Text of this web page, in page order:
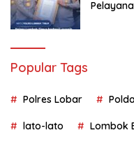
Popular Tags
Polres Lobar
lato-lato Lombok